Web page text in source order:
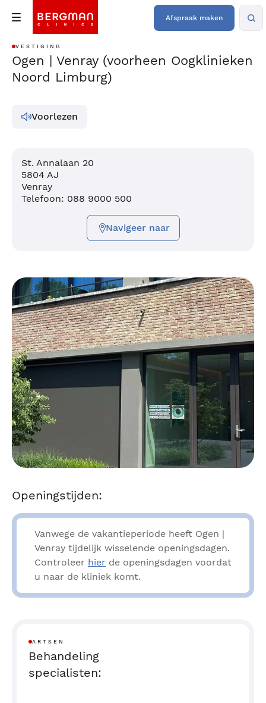
Afspraak maken
VESTIGING
Ogen | Venray (voorheen Oogklinieken
Noord Limburg)
Voorlezen
St. Annalaan 20
5804 AJ
Venray
Telefoon: 088 9000 500
Navigeer naar
Openingstijden:
Vanwege de vakantieperiode heeft Ogen |
Venray tijdelijk wisselende openingsdagen.
Controleer hier de openingsdagen voordat
u naar de kliniek komt.
ARTSEN
Behandeling
specialisten: